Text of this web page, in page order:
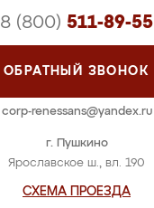
г. Пушкино
Ярославское ш., вл. 190
СХЕМА ПРОЕЗДА
8 (800) 511-89-55
ОБРАТНЫЙ ЗВОНОК
corp-renessans@yandex.ru